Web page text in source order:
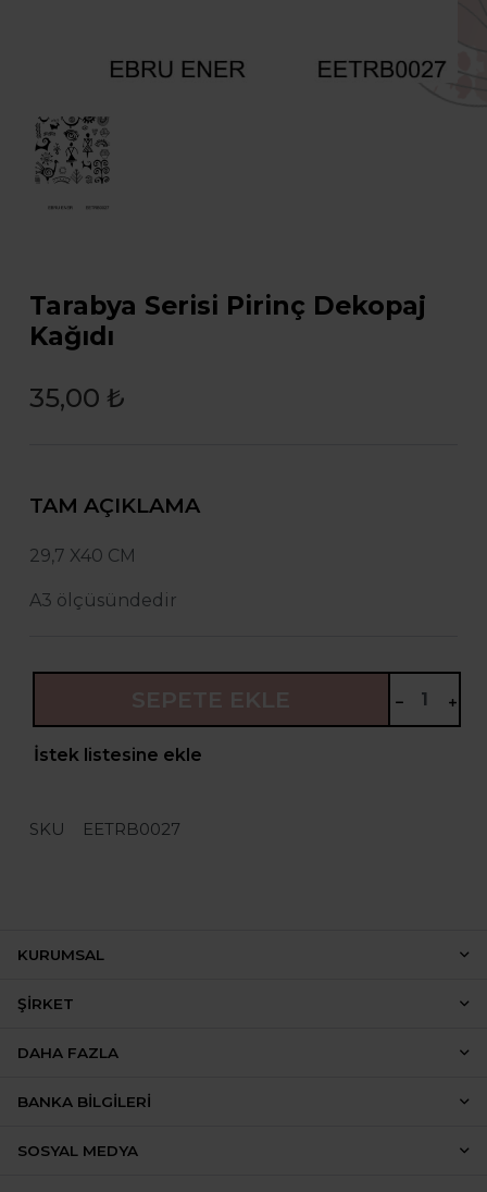
Tarabya Serisi Pirinç Dekopaj
Kağıdı
35,00 ₺
TAM AÇIKLAMA
29,7 X40 CM
A3 ölçüsündedir
İstek listesine ekle
SKU EETRB0027
KURUMSAL
ŞIRKET
DAHA FAZLA
BANKA BILGILERI
SOSYAL MEDYA